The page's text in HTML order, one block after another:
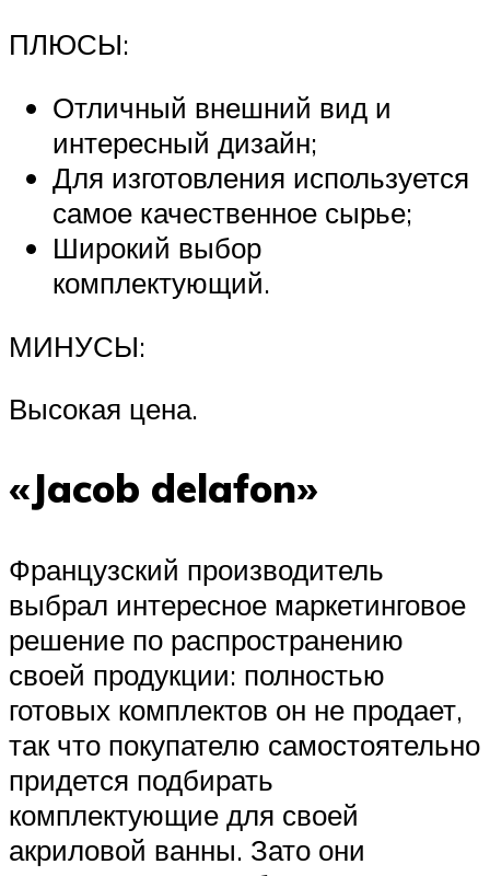
ПЛЮСЫ:
Отличный внешний вид и
интересный дизайн;
Для изготовления используется
самое качественное сырье;
Широкий выбор
комплектующий.
МИНУСЫ:
Высокая цена.
«Jacob delafon»
Французский производитель
выбрал интересное маркетинговое
решение по распространению
своей продукции: полностью
готовых комплектов он не продает,
так что покупателю самостоятельно
придется подбирать
комплектующие для своей
акриловой ванны. Зато они